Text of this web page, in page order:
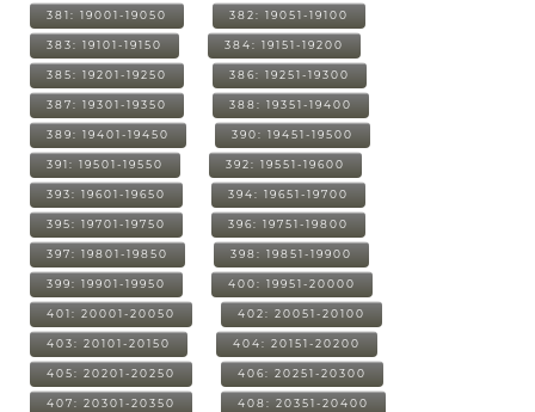
381: 19001-19050 382: 19051-19100
383: 19101-19150 384: 19151-19200
385: 19201-19250 386: 19251-19300
387: 19301-19350 388: 19351-19400
389: 19401-19450 390: 19451-19500
391: 19501-19550 392: 19551-19600
393: 19601-19650 394: 19651-19700
395: 19701-19750 396: 19751-19800
397: 19801-19850 398: 19851-19900
399: 19901-19950 400: 19951-20000
401: 20001-20050 402: 20051-20100
403: 20101-20150 404: 20151-20200
405: 20201-20250 406: 20251-20300
407: 20301-20350 408: 20351-20400